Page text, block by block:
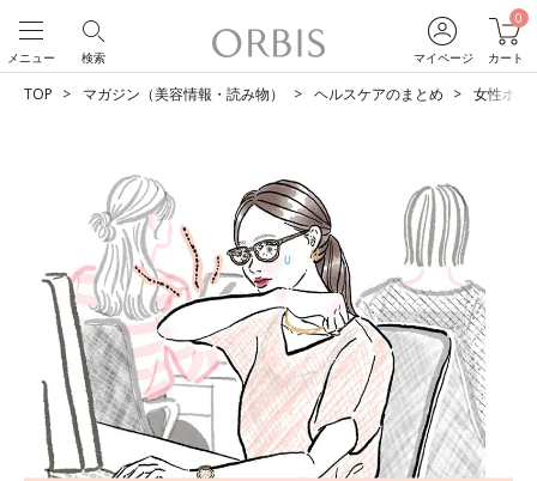
マイページ
0
カート
検索
メニュー
TOP マガジン（美容情報・読み物） ヘルスケアのまとめ 女性ホル